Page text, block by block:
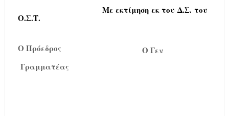
Με εκτίμηση εκ του Δ.Σ. του
Ο.Σ.Τ.
Ο Πρόεδρος
Ο Γεν
Γραμματέας